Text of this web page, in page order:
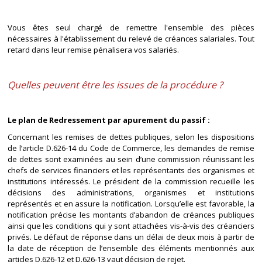
Vous êtes seul chargé de remettre l'ensemble des pièces
nécessaires à l'établissement du relevé de créances salariales. Tout
retard dans leur remise pénalisera vos salariés.
Quelles peuvent être les issues de la procédure ?
Le plan de Redressement par apurement du passif :
Concernant les remises de dettes publiques, selon les dispositions
de l’article D.626-14 du Code de Commerce, les demandes de remise
de dettes sont examinées au sein d’une commission réunissant les
chefs de services financiers et les représentants des organismes et
institutions intéressés. Le président de la commission recueille les
décisions des administrations, organismes et institutions
représentés et en assure la notification. Lorsqu’elle est favorable, la
notification précise les montants d’abandon de créances publiques
ainsi que les conditions qui y sont attachées vis-à-vis des créanciers
privés. Le défaut de réponse dans un délai de deux mois à partir de
la date de réception de l’ensemble des éléments mentionnés aux
articles D.626-12 et D.626-13 vaut décision de rejet.